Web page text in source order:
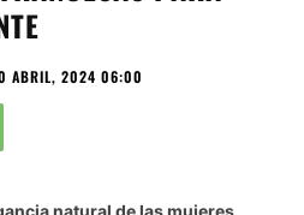
ABRIL, 2024 06:00
natural de las mujeres